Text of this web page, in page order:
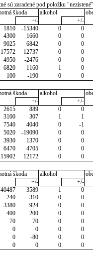
sú zaradené pod položku "nezistené"
škoda alkohol
+/- +/-
1810 -15340 0 0
4300 1660 0 0
9025 6842 0 0
17572 12737 0 0
4950 -2476 0 0
6820 1160 1 0
100 -190 0 0
škoda alkohol
+/- +/-
2615 889 0 0
3100 307 1 1
7540 4040 0 -1
5020 -19090 0 0
3930 1370 0 0
6470 4705 0 0
15902 12172 0 0
škoda alkohol
+/- +/-
40487 3589 1 0
240 -310 0 0
3380 924 0 0
400 200 0 0
70 70 0 0
0 0 0 0
0 -80 0 0
0 0 0 0